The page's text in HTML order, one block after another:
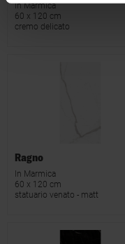
In Marmica
60 x 120 cm
cremo delicato
Ragno
In Marmica
60 x 120 cm
statuario venato - matt